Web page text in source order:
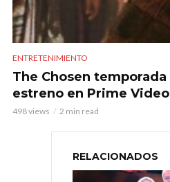
ENTRETENIMIENTO
The Chosen
estreno en Prime
498 views 2 min read
RELACIONADOS